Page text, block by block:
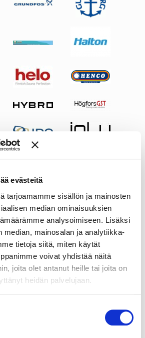
evästeitä
tarjoamamme sisällön ja mainosten
median ominaisuuksien
analysoimiseen. Lisäksi
median, mainosalan ja analytiikka-
tietoja siitä, miten käytät
voivat yhdistää näitä
joita olet antanut heille tai joita on
heidän palvelujaan.